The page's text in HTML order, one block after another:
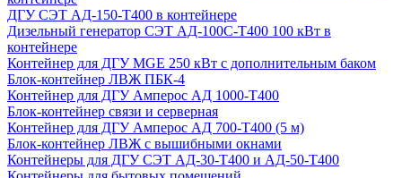
ДГУ СЭТ АД-150-Т400 в контейнере
Дизельный генератор СЭТ АД-100С-Т400 100 кВт в
контейнере
Контейнер для ДГУ MGE 250 кВт с дополнительным баком
Блок-контейнер ЛВЖ ПБК-4
Контейнер для ДГУ Амперос АД 1000-Т400
Блок-контейнер связи и серверная
Контейнер для ДГУ Амперос АД 700-Т400 (5 м)
Блок-контейнер ЛВЖ с вышибными окнами
Контейнеры для ДГУ СЭТ АД-30-Т400 и АД-50-Т400